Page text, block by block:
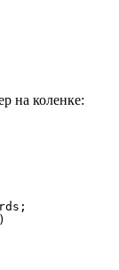
на коленке: